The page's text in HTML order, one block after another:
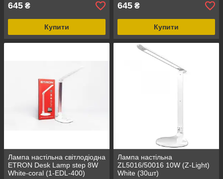
645 ₴
Купити
645 ₴
Купити
Лампа настільна світлодіодна
ETRON Desk Lamp step 8W
White-coral (1-EDL-400)
Лампа настільна
ZL5016/50016 10W (Z-Light)
White (30шт)